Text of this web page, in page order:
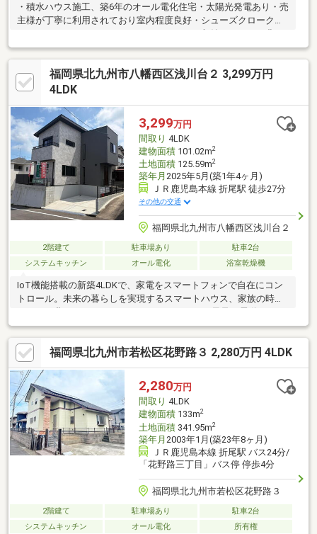
・積水ハウス施工、築6年のオール電化住宅・太陽光発電あり・売
主様が丁寧に利用されており室内程度良好・シューズクローク、
富・駐車場3台分あり(車種による)・東南角地で日当たり良好・北
九州市営バス「浅川小学校前」徒歩11分・浅川小学校、浅川中学
校エリア・※2階洋室は間仕切りで2部屋として利用可（4SLDKと
なります）。所有者様が住んでおられますので事前に日程の調整
お早めにご連絡ください。営業時間 10時～16時（休：水曜日、第
2、3火曜日）
福岡県北九州市八幡西区浅川台２ 3,299万円
4LDK
3,299万円
間取り 4LDK
建物面積101.02m2
土地面積125.59m2
築年月 2025年5月(築1年4ヶ月)
ＪＲ鹿児島本線 折尾駅 徒歩27分
その他の交通
福岡県北九州市八幡西区浅川台２
2階建て 駐車場あり
駐車2台
システムキッチン
オール電化 浴室乾燥機
IoT機能搭載の新築4LDKで、家電をスマートフォンで自在にコン
トロール。未来の暮らしを実現するスマートハウス、家族の時間
ターなど出先でも家電を操作することができます。
福岡県北九州市若松区花野路３ 2,280万円 4LDK
2,280万円
間取り 4LDK
建物面積133m2
土地面積341.95m2
築年月 2003年1月(築23年8ヶ月)
ＪＲ鹿児島本線 折尾駅 バス24分/
「花野路三丁目」バス停 停歩4分
福岡県北九州市若松区花野路３
2階建て 駐車場あり
駐車2台
システムキッチン
オール電化 所有権